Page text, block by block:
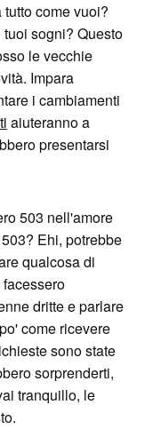
come vuoi?
sogni? Questo
le vecchie
Impara
i cambiamenti
aiuteranno a
presentarsi
503 nell'amore
Ehi, potrebbe
qualcosa di
dritte e parlare
come ricevere
sono state
sorprenderti,
tranquillo, le